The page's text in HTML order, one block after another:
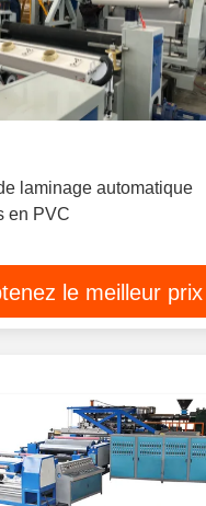
laminage automatique
en PVC
le meilleur prix